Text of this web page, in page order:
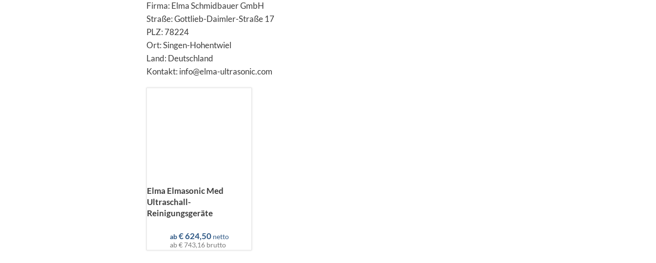
Firma: Elma Schmidbauer GmbH
Straße: Gottlieb-Daimler-Straße 17
PLZ: 78224
Ort: Singen-Hohentwiel
Land: Deutschland
Kontakt: info@elma-ultrasonic.com
Elma Elmasonic Med
Ultraschall-
Reinigungsgeräte
ab €624,50 netto
ab€ 743,16 brutto